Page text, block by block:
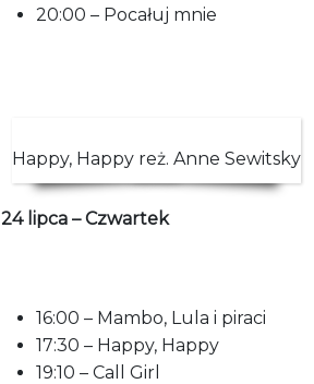
20:00 – Pocałuj mnie
Happy, Happy reż. Anne Sewitsky
24 lipca – Czwartek
16:00 – Mambo, Lula i piraci
17:30 – Happy, Happy
19:10 – Call Girl